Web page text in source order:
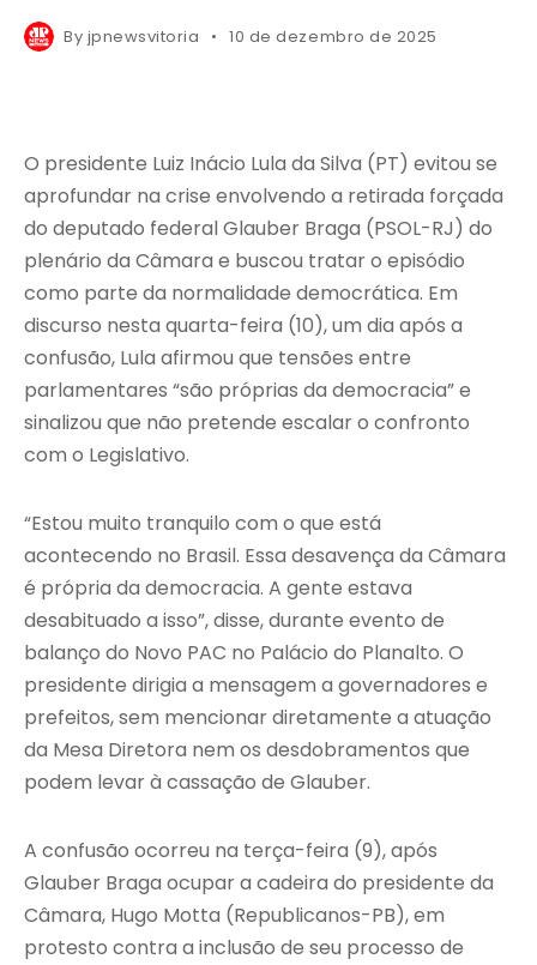
By jpnewsvitoria 10 de dezembro de 2025
O presidente Luiz Inácio Lula da Silva (PT) evitou se
aprofundar na crise envolvendo a retirada forçada
do deputado federal Glauber Braga (PSOL-RJ) do
plenário da Câmara e buscou tratar o episódio
como parte da normalidade democrática. Em
discurso nesta quarta-feira (10), um dia após a
confusão, Lula afirmou que tensões entre
parlamentares “são próprias da democracia” e
sinalizou que não pretende escalar o confronto
com o Legislativo.
“Estou muito tranquilo com o que está
acontecendo no Brasil. Essa desavença da Câmara
é própria da democracia. A gente estava
desabituado a isso”, disse, durante evento de
balanço do Novo PAC no Palácio do Planalto. O
presidente dirigia a mensagem a governadores e
prefeitos, sem mencionar diretamente a atuação
da Mesa Diretora nem os desdobramentos que
podem levar à cassação de Glauber.
A confusão ocorreu na terça-feira (9), após
Glauber Braga ocupar a cadeira do presidente da
Câmara, Hugo Motta (Republicanos-PB), em
protesto contra a inclusão de seu processo de